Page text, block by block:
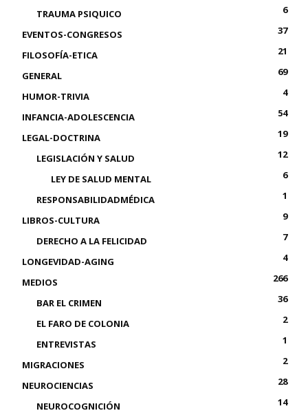
TRAUMA PSIQUICO
6
EVENTOS-CONGRESOS
37
FILOSOFÍA-ETICA
21
GENERAL
69
HUMOR-TRIVIA
4
INFANCIA-ADOLESCENCIA
54
LEGAL-DOCTRINA
19
LEGISLACIÓN Y SALUD
12
LEY DE SALUD MENTAL
6
RESPONSABILIDADMÉDICA
1
LIBROS-CULTURA
9
DERECHO A LA FELICIDAD
7
LONGEVIDAD-AGING
4
MEDIOS
266
BAR EL CRIMEN
36
EL FARO DE COLONIA
2
ENTREVISTAS
1
MIGRACIONES
2
NEUROCIENCIAS
28
NEUROCOGNICIÓN
14